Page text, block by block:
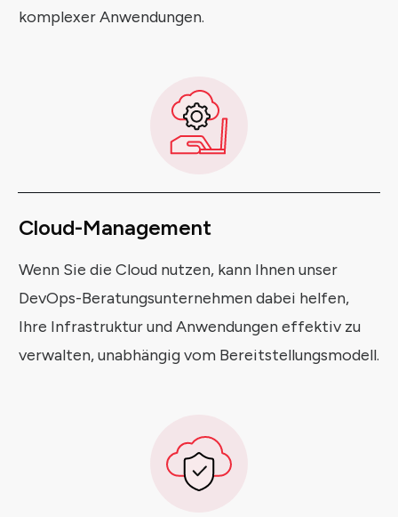
komplexer Anwendungen.
Cloud-Management
Wenn Sie die Cloud nutzen, kann Ihnen unser
DevOps-Beratungsunternehmen dabei helfen,
Ihre Infrastruktur und Anwendungen effektiv zu
verwalten, unabhängig vom Bereitstellungsmodell.